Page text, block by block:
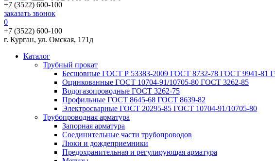
+7 (3522) 600-100
заказать звонок
0
+7 (3522) 600-100
г. Курган, ул. Омская, 171д
Каталог
Трубный прокат
Беcшовные ГОСТ Р 53383-2009 ГОСТ 8732-78 ГОСТ 9941-81
Оцинкованные ГОСТ 10704-91/10705-80 ГОСТ 3262-85
Водогазопроводные ГОСТ 3262-75
Профильные ГОСТ 8645-68 ГОСТ 8639-82
Электросварные ГОСТ 20295-85 ГОСТ 10704-91/10705-80
Трубопроводная арматура
Запорная арматура
Соединительные части трубопроводов
Люки и дождеприемники
Предохранительная и регулирующая арматура